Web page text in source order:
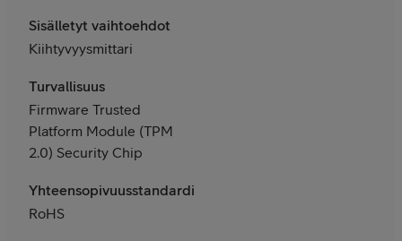
Sisälletyt vaihtoehdot
Kiihtyvyysmittari
Turvallisuus
Firmware Trusted
Platform Module (TPM
2.0) Security Chip
Yhteensopivuusstandardit
RoHS